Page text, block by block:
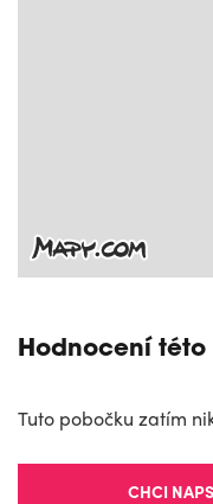
Hodnocení této
Tuto pobočku zatím
CHCI